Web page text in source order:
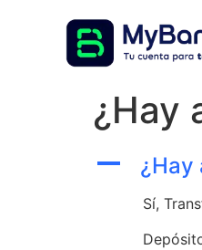
¿Hay
A ¿Hay
Sí,